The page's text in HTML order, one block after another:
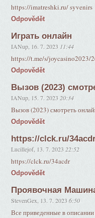
https://imatreshki.ru/ syvenirs
Odpovědět
Играть онлайн
IANup 16. 7. 2023 11:44
https://t.me/s/joycasino2023/
Odpovědět
Вызов (2023)
IANup 15. 7. 2023 20:34
Вызов (2023) смотреть
Odpovědět
https://clck.ru/
Lucillejof, 13. 7. 2023 22:52
https://clck.ru/34acdr
Odpovědět
Проявочная
StevenGex 13. 7. 2023 6:50
Все приведенные в